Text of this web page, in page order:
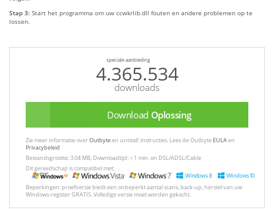
Stap 3: Start het programma om uw ccwkrlib.dll fouten en andere problemen op te
lossen.
speciale aanbieding
4.365.534
downloads
Download Oplossing
Zie meer informatie overOutbyteen unistall :instructies. Lees de Outbyte EULAen
Privacybeleid
Bestandsgrootte: 3.04 MB, Downloadtijd: < 1 min. on DSL/ADSL/Cable
Dit gereedschap is compatibel met:
Beperkingen: proefversie biedt een onbeperkt aantal scans, back-up, herstel van uw
Windows-register GRATIS. Volledige versie moet worden gekocht.